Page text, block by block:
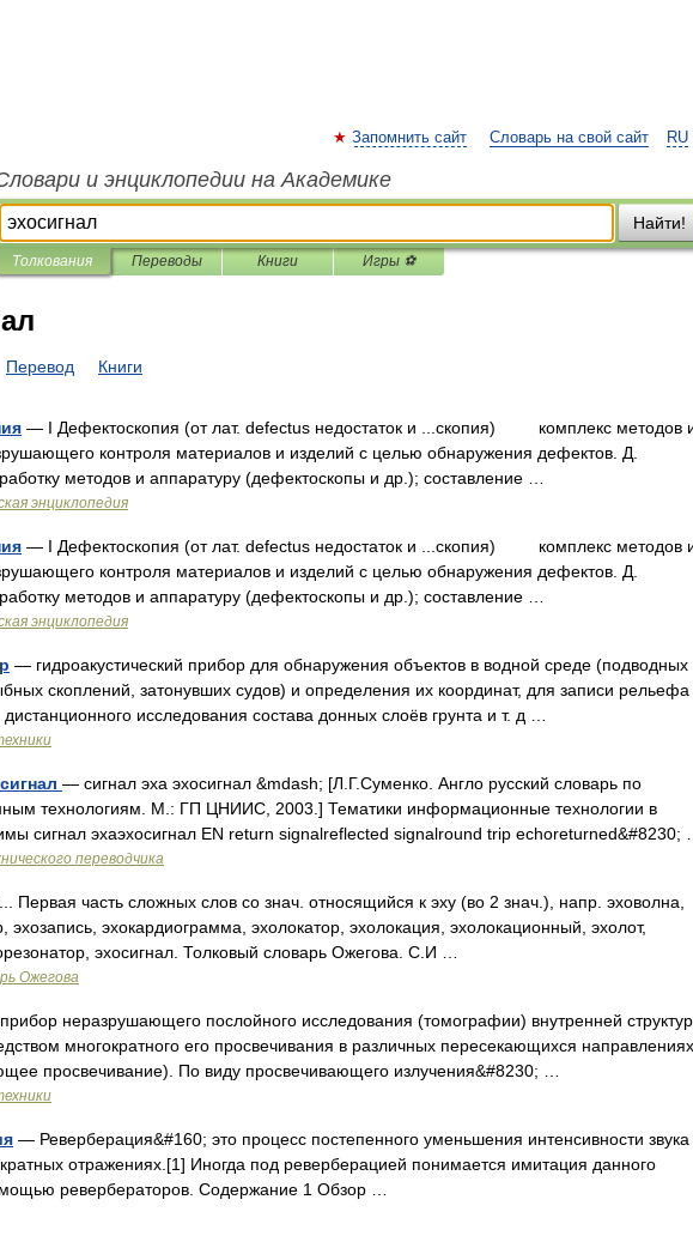
RU
Запомнить сайт Словарь на свой сайт
и энциклопедии на Академике
Найти!
Толкования Переводы Книги Игры ⚽
Перевод Книги
— I Дефектоскопия (от лат. defectus недостаток и ...скопия) комплекс методов
контроля материалов и изделий с целью обнаружения дефектов. Д.
методов и аппаратуру (дефектоскопы и др.); составление …
энциклопедия
— I Дефектоскопия (от лат. defectus недостаток и ...скопия) комплекс методов
контроля материалов и изделий с целью обнаружения дефектов. Д.
методов и аппаратуру (дефектоскопы и др.); составление …
энциклопедия
— гидроакустический прибор для обнаружения объектов в водной среде (подводных
скоплений, затонувших судов) и определения их координат, для записи рельефа
исследования состава донных слоёв грунта и т. д …
— сигнал эха эхосигнал &mdash; [Л.Г.Суменко. Англо русский словарь по
технологиям. М.: ГП ЦНИИС, 2003.] Тематики информационные технологии в
сигнал эхаэхосигнал EN return signalreflected signalround trip echoreturned&#8230; …
переводчика
часть сложных слов со знач. относящийся к эху (во 2 знач.), напр. эховолна,
эхозапись, эхокардиограмма, эхолокатор, эхолокация, эхолокационный, эхолот,
эхосигнал. Толковый словарь Ожегова. С.И …
Ожегова
неразрушающего послойного исследования (томографии) внутренней
многократного его просвечивания в различных пересекающихся направлениях
просвечивание). По виду просвечивающего излучения&#8230; …
— Реверберация&#160; это процесс постепенного уменьшения интенсивности звука
отражениях.[1] Иногда под реверберацией понимается имитация данного
ревербераторов. Содержание 1 Обзор …